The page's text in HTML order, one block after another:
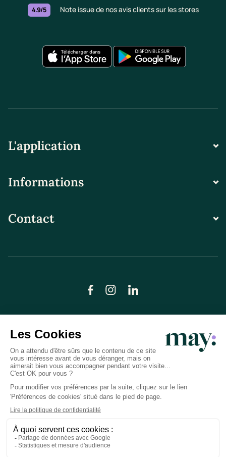
4.9/5 Note issue de nos avis clients sur les stores
L'application
Informations
Contact
© LN CARE 2026
Politique de confidentialité
Conditions générales d’utilisation
Plan du site
Crédits photos